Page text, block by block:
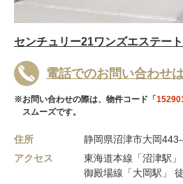
センチュリー21ワンズエステート
電話でのお問い合わせ
※お問い合わせの際は、物件コード「
スムーズです。
住所
静岡県沼津市大岡
アクセス
東海道本線「沼津駅
御殿場線「大岡駅」